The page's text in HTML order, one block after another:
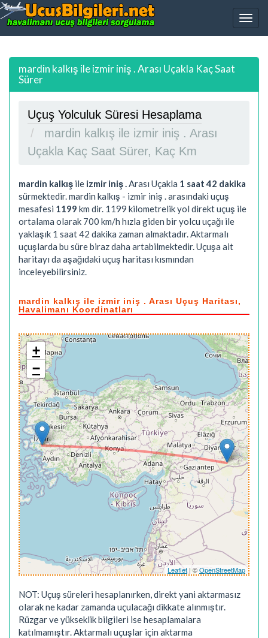
mardin kalkış ile izmir iniş . Arası Uçakla Kaç Saat
Sürer
Uçuş Yolculuk Süresi Hesaplama
mardin kalkış ile izmir iniş . Arası
Uçakla Kaç Saat Sürer, Kaç Km
mardin kalkış ile izmir iniş . Arası Uçakla 1 saat 42 dakika
sürmektedir. mardin kalkış - izmir iniş . arasındaki uçuş
mesafesi 1199 km dir. 1199 kilometrelik yol direkt uçuş ile
ortalama olarak 700 km/h hızla giden bir yolcu uçağı ile
yaklaşık 1 saat 42 dakika zaman almaktadır. Aktarmalı
uçuşlarda bu süre biraz daha artabilmektedir. Uçuşa ait
haritayı da aşağıdaki uçuş haritası kısmından
inceleyebilirsiniz.
mardin kalkış ile izmir iniş . Arası Uçuş Haritası,
Havalimanı Koordinatları
+
−
Leaflet | ©OpenStreetMap
NOT: Uçuş süreleri hesaplanırken, direkt yani aktarmasız
olarak ne kadar zamanda uçulacağı dikkate alınmıştır.
Rüzgar ve yükseklik bilgileri ise hesaplamalara
katılmamıştır. Aktarmalı uçuşlar için aktarma